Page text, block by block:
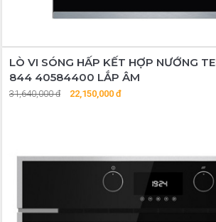
LÒ VI SÓNG HẤP KẾT HỢP NƯỚNG
844 40584400 LẮP ÂM
31,640,000 đ 22,150,000 đ